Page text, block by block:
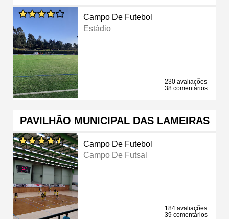
Campo De Futebol
Estádio
230 avaliações
38 comentários
PAVILHÃO MUNICIPAL DAS LAMEIRAS
Campo De Futebol
Campo De Futsal
184 avaliações
39 comentários